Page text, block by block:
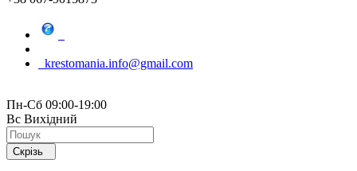
krestomania.info@gmail.com
Пн-Сб 09:00-19:00
Вс Вихідний
Скрізь